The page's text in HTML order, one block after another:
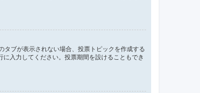
タブが表示されない場合、投票トピックを作成する
入力してください。投票期間を設けることもでき